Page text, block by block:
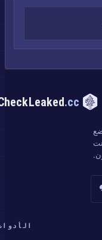
CheckLeaked.cc
الأدوات